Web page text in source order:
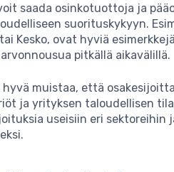
saada osinkotuottoja ja
suorituskykyyn.
Kesko, ovat hyviä
pitkällä aikavälillä.
hyvä muistaa, että
ja yrityksen taloudellisen
useisiin eri sektoreihin